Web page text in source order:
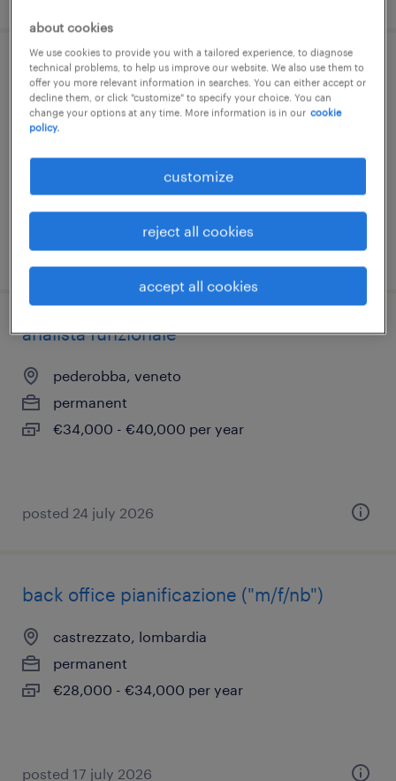
production planner (m/f/nb)
la spezia, liguria
€28,000 - €34,000 per year
posted 28 july 2026
analista funzionale
pederobba, veneto
permanent
€34,000 - €40,000 per year
posted 24 july 2026
back office pianificazione ("m/f/nb")
castrezzato, lombardia
permanent
€28,000 - €34,000 per year
posted 17 july 2026
about cookies
We use cookies to provide you with a tailored experience, to diagnose
technical problems, to help us improve our website. We also use them to
offer you more relevant information in searches. You can either accept or
decline them, or click "customize" to specify your choice. You can
change your options at any time. More information is in our cookie
policy.
customize
reject all cookies
accept all cookies